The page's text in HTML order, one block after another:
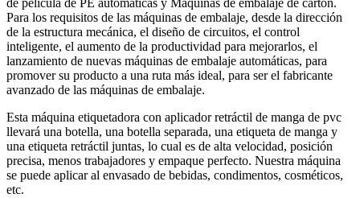
de película de PE automáticas y Máquinas de embalaje de cartón.
Para los requisitos de las máquinas de embalaje, desde la dirección
de la estructura mecánica, el diseño de circuitos, el control
inteligente, el aumento de la productividad para mejorarlos, el
lanzamiento de nuevas máquinas de embalaje automáticas, para
promover su producto a una ruta más ideal, para ser el fabricante
avanzado de las máquinas de embalaje.
Esta máquina etiquetadora con aplicador retráctil de manga de pvc
llevará una botella, una botella separada, una etiqueta de manga y
una etiqueta retráctil juntas, lo cual es de alta velocidad, posición
precisa, menos trabajadores y empaque perfecto. Nuestra máquina
se puede aplicar al envasado de bebidas, condimentos, cosméticos,
etc.